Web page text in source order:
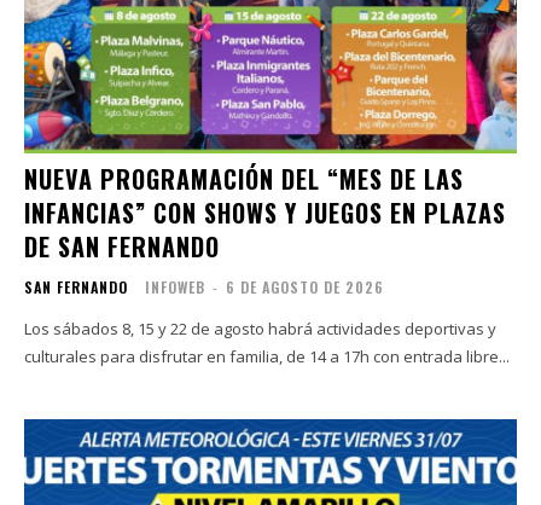
NUEVA PROGRAMACIÓN DEL “MES DE LAS
INFANCIAS” CON SHOWS Y JUEGOS EN PLAZAS
DE SAN FERNANDO
SAN FERNANDO INFOWEB - 6 DE AGOSTO DE 2026
Los sábados 8, 15 y 22 de agosto habrá actividades deportivas y
culturales para disfrutar en familia, de 14 a 17h con entrada libre...